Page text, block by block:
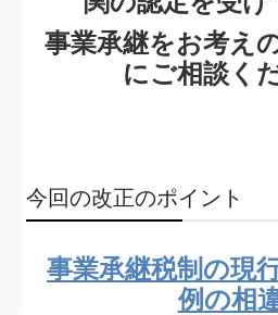
交通案内
リンク集
国の共済制度活用コーナー
事業承継をお考え
にご相談く
今回の改正のポイント
事業承継税制の現
例の相